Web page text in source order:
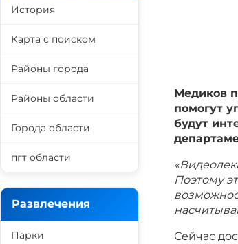
Медиков
помогут
будут
Поэтому
Сейчас
История
Карта с поиском
Районы города
Районы области
Города области
пгт области
Развлечения
Парки